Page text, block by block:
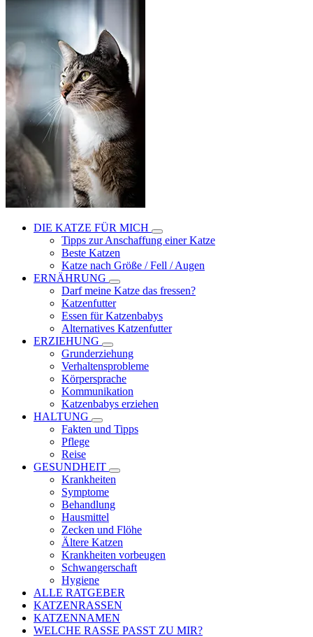
DIE KATZE FÜR MICH
Tipps zur Anschaffung einer Katze
Beste Katzen
Katze nach Größe / Fell / Augen
ERNÄHRUNG
Darf meine Katze das fressen?
Katzenfutter
Essen für Katzenbabys
Alternatives Katzenfutter
ERZIEHUNG
Grunderziehung
Verhaltensprobleme
Körpersprache
Kommunikation
Katzenbabys erziehen
HALTUNG
Fakten und Tipps
Pflege
Reise
GESUNDHEIT
Krankheiten
Symptome
Behandlung
Hausmittel
Zecken und Flöhe
Ältere Katzen
Krankheiten vorbeugen
Schwangerschaft
Hygiene
ALLE RATGEBER
KATZENRASSEN
KATZENNAMEN
WELCHE RASSE PASST ZU MIR?